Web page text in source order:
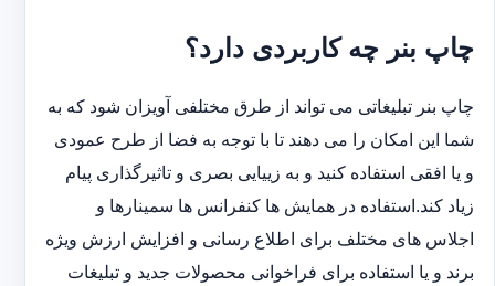
چاپ بنر چه کاربردی دارد؟
چاپ بنر تبلیغاتی می تواند از طرق مختلفی آویزان شود که به
شما این امکان را می دهند تا با توجه به فضا از طرح عمودی
و یا افقی استفاده کنید و به زییایی بصری و تاثیرگذاری پیام
زیاد کند.استفاده در همایش ها کنفرانس ها سمینارها و
اجلاس های مختلف برای اطلاع رسانی و افزایش ارزش ویژه
برند و یا استفاده برای فراخوانی محصولات جدید و تبلیغات